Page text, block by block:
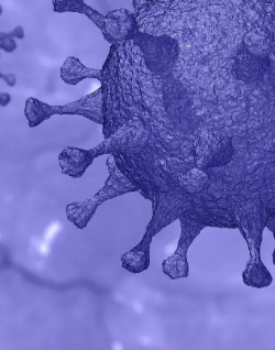
BIZLIFE WEEK
IZJAVA
IZJAVA